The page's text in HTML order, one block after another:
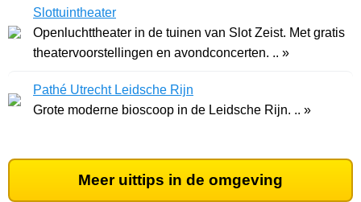
Slottuintheater
Openluchttheater in de tuinen van Slot Zeist. Met gratis
theatervoorstellingen en avondconcerten. .. »
Pathé Utrecht Leidsche Rijn
Grote moderne bioscoop in de Leidsche Rijn. .. »
Meer uittips in de omgeving